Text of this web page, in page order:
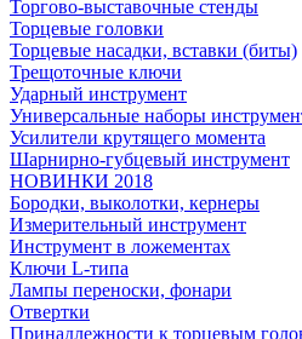
Торгово-выставочные стенды
Торцевые головки
Торцевые насадки, вставки (биты)
Трещоточные ключи
Ударный инструмент
Универсальные наборы
Усилители крутящего момента
Шарнирно-губцевый инструмент
НОВИНКИ 2018
Бородки, выколотки, кернеры
Измерительный инструмент
Инструмент в ложементах
Ключи L-типа
Лампы переноски, фонари
Отвертки
Принадлежности к торцевым